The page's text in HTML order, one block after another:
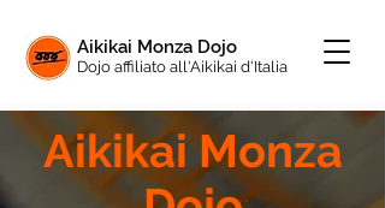
Aikikai Monza Dojo
Dojo affiliato all'Aikikai d'Italia
Aikikai Monza